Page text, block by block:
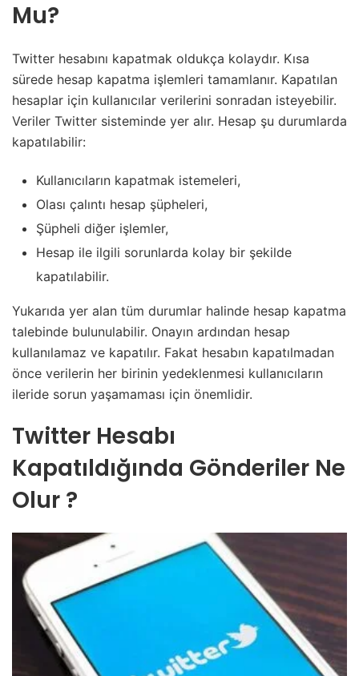
Mu?
Twitter hesabını kapatmak oldukça kolaydır. Kısa
sürede hesap kapatma işlemleri tamamlanır. Kapatılan
hesaplar için kullanıcılar verilerini sonradan isteyebilir.
Veriler Twitter sisteminde yer alır. Hesap şu durumlarda
kapatılabilir:
Kullanıcıların kapatmak istemeleri,
Olası çalıntı hesap şüpheleri,
Şüpheli diğer işlemler,
Hesap ile ilgili sorunlarda kolay bir şekilde
kapatılabilir.
Yukarıda yer alan tüm durumlar halinde hesap kapatma
talebinde bulunulabilir. Onayın ardından hesap
kullanılamaz ve kapatılır. Fakat hesabın kapatılmadan
önce verilerin her birinin yedeklenmesi kullanıcıların
ileride sorun yaşamaması için önemlidir.
Twitter Hesabı
Kapatıldığında Gönderiler Ne
Olur ?